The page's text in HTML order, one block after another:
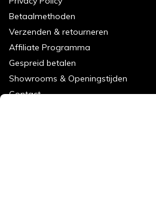
Betaalmethoden
Verzenden & retourneren
Affiliate Programma
Gespreid betalen
Showrooms & Openingstijden
Contact